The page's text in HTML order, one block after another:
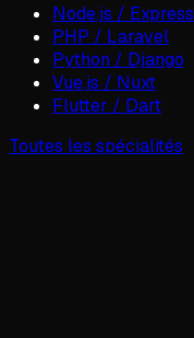
Node.js / Express
PHP / Laravel
Python / Django
Vue.js / Nuxt
Flutter / Dart
Toutes les spécialités